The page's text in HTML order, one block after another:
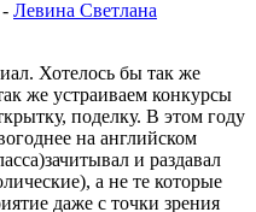
Левина Светлана
Хотелось бы так же
же устраиваем конкурсы
поделку. В этом году
на английском
и раздавал
а не те которые
даже с точки зрения